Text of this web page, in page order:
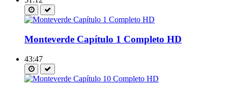
Monteverde Capítulo 1 Completo HD
43:47